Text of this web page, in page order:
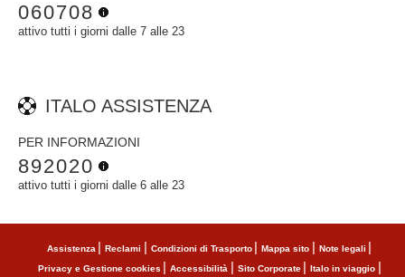
060708
attivo tutti i giorni dalle 7 alle 23
ITALO ASSISTENZA
PER INFORMAZIONI
892020
attivo tutti i giorni dalle 6 alle 23
Assistenza Reclami Condizioni di Trasporto Mappa sito
Note legali
Privacy e Gestione cookies
Accessibilità Sito Corporate Italo in viaggio